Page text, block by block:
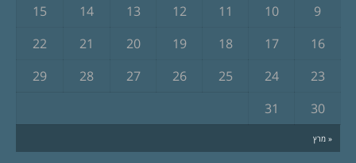
« מרץ
9
10
11
12
13
14
15
16
17
18
19
20
21
22
23
24
25
26
27
28
29
30
31